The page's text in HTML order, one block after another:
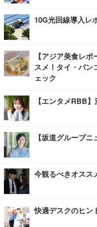
10G光回線導入レ
【アジア美食レ
スメ！タイ・バン
ェック
【エンタメRBB
【坂道グループ
今観るべきオスス
快適デスクのヒン